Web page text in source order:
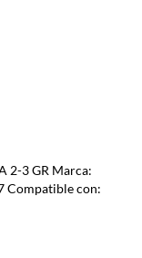
2-3 GR Marca:
Compatible con: